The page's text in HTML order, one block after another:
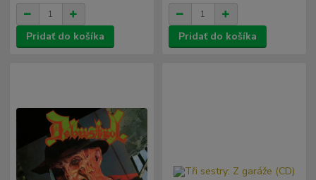
Pridať do košíka Pridať do košíka